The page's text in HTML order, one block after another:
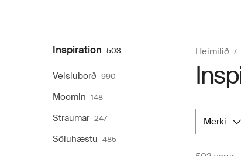
Inspiration 503
Veisluborð 990
Moomin 148
Straumar 247
Söluhæstu 485
Heimilið
merki